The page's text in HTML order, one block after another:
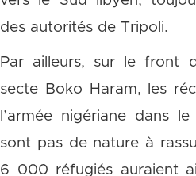
des autorités de Tripoli.
Par ailleurs, sur le front
secte Boko Haram, les
l’armée nigériane dans
sont pas de nature à
6 000 réfugiés auraient